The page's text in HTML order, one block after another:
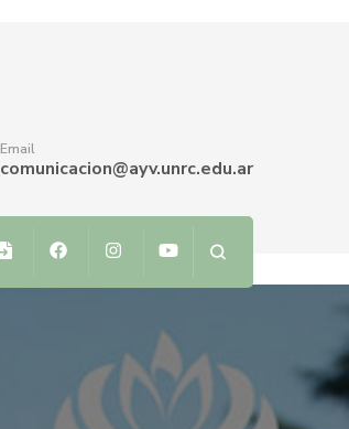
Email
comunicacion@ayv.unrc.edu.ar